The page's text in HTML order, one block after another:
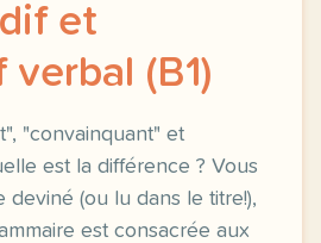
et
verbal (B1)
"convainquant" et
est la différence ? Vous
deviné (ou lu dans le titre!),
est consacrée aux